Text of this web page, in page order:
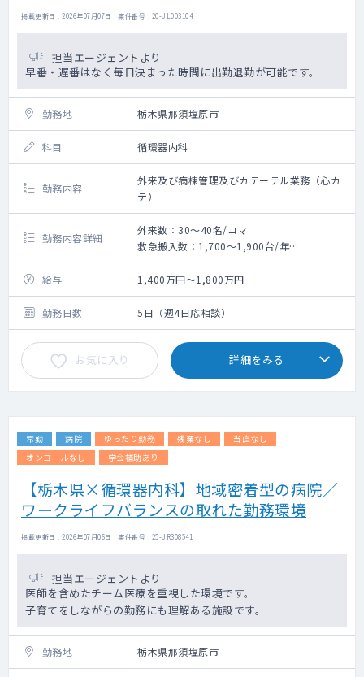
掲載更新日 : 2026年07月07日 案件番号 : 20-JL003104
担当エージェントより
早番・遅番はなく毎日決まった時間に出勤退勤が可能です。
勤務地 栃木県那須塩原市
科目 循環器内科
勤務内容
外来及び病棟管理及びカテーテル業務（心カ
テ）
勤務内容詳細
外来数：30～40名/コマ
救急搬入数：1,700～1,900台/年
手術数：90件/月（全科）
給与
1,400万円～1,800万円
勤務日数 5日（週4日応相談）
お気に入り 詳細をみる
常勤 病院 ゆったり勤務 残業なし
当直なし
オンコールなし
学会補助あり
【栃木県×循環器内科】地域密着型の病院／
ワークライフバランスの取れた勤務環境
掲載更新日 : 2026年07月06日 案件番号 : 25-JR308541
担当エージェントより
医師を含めたチーム医療を重視した環境です。
子育てをしながらの勤務にも理解ある施設です。
勤務地 栃木県那須塩原市